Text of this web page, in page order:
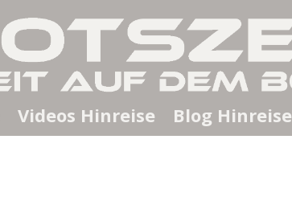
Videos Hinreise Blog Hinreise